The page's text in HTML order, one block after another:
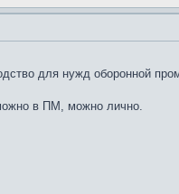
для нужд оборонной
можно в ПМ, можно лично.